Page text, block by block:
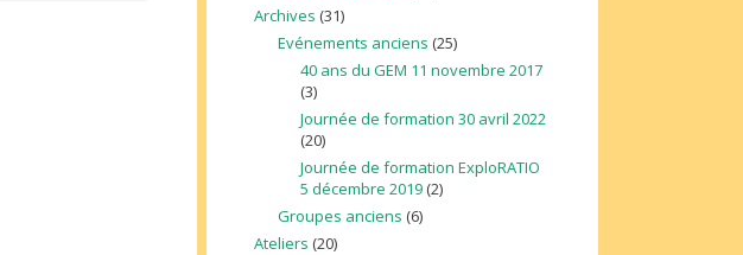
Archives (31)
Evénements anciens (25)
40 ans du GEM 11 novembre 2017
(3)
Journée de formation 30 avril 2022
(20)
Journée de formation ExploRATIO
5 décembre 2019 (2)
Groupes anciens (6)
Ateliers (20)